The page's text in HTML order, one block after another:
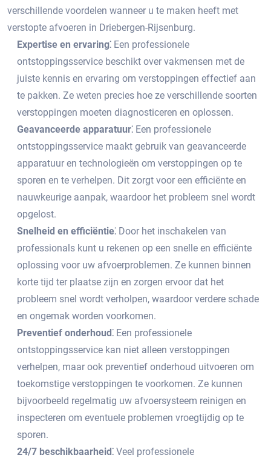
verschillende voordelen wanneer u te maken heeft met
verstopte afvoeren in Driebergen-Rijsenburg.
Expertise en ervaring⁚ Een professionele
ontstoppingsservice beschikt over vakmensen met de
juiste kennis en ervaring om verstoppingen effectief aan
te pakken.​ Ze weten precies hoe ze verschillende soorten
verstoppingen moeten diagnosticeren en oplossen.​
Geavanceerde apparatuur⁚ Een professionele
ontstoppingsservice maakt gebruik van geavanceerde
apparatuur en technologieën om verstoppingen op te
sporen en te verhelpen.​ Dit zorgt voor een efficiënte en
nauwkeurige aanpak, waardoor het probleem snel wordt
opgelost.​
Snelheid en efficiëntie⁚ Door het inschakelen van
professionals kunt u rekenen op een snelle en efficiënte
oplossing voor uw afvoerproblemen.​ Ze kunnen binnen
korte tijd ter plaatse zijn en zorgen ervoor dat het
probleem snel wordt verholpen, waardoor verdere schade
en ongemak worden voorkomen.​
Preventief onderhoud⁚ Een professionele
ontstoppingsservice kan niet alleen verstoppingen
verhelpen, maar ook preventief onderhoud uitvoeren om
toekomstige verstoppingen te voorkomen.​ Ze kunnen
bijvoorbeeld regelmatig uw afvoersysteem reinigen en
inspecteren om eventuele problemen vroegtijdig op te
sporen.​
24/7 beschikbaarheid⁚ Veel professionele